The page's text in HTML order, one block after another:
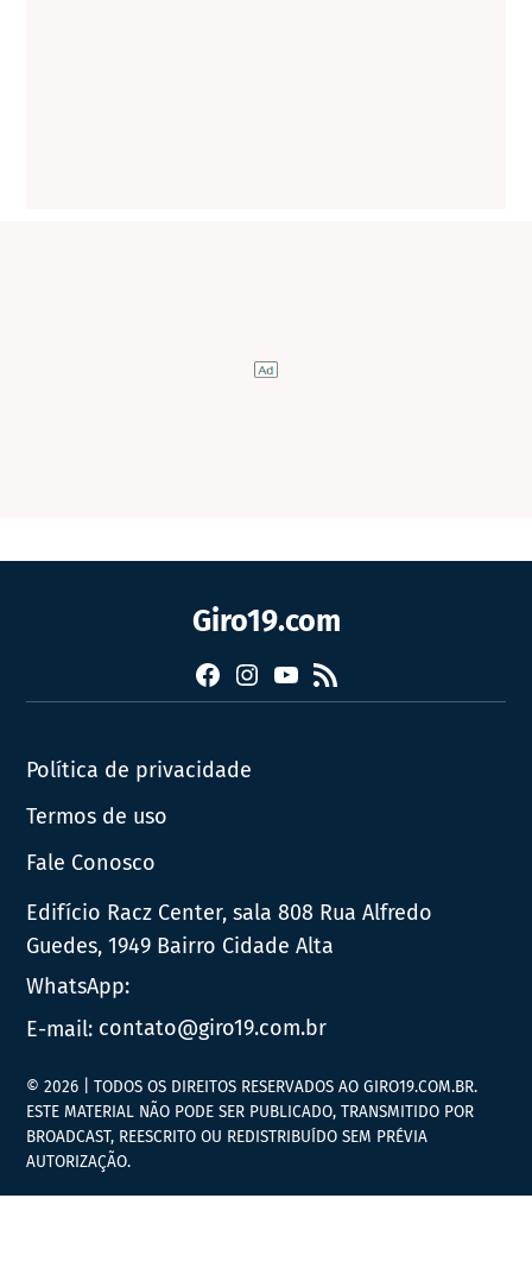
Giro19.com
FacebookInstagram
YouTube
RSS
Política de privacidade
Termos de uso
Fale Conosco
Edifício Racz Center, sala 808 Rua Alfredo
Guedes, 1949 Bairro Cidade Alta
WhatsApp:
E-mail: contato@giro19.com.br
© 2026 | TODOS OS DIREITOS RESERVADOS AO GIRO19.COM.BR.
ESTE MATERIAL NÃO PODE SER PUBLICADO, TRANSMITIDO POR
BROADCAST, REESCRITO OU REDISTRIBUÍDO SEM PRÉVIA
AUTORIZAÇÃO.